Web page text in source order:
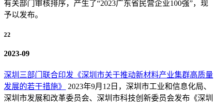
有关部门审核排序，产生了“2023广东省民营企业100强”，现
予以发布。
22
2023-09
深圳三部门联合印发《深圳市关于推动新材料产业集群高质量
发展的若干措施》
2023年9月12日，深圳市工业和信息化局、
深圳市发展和改革委员会、深圳市科技创新委员会发布《深圳